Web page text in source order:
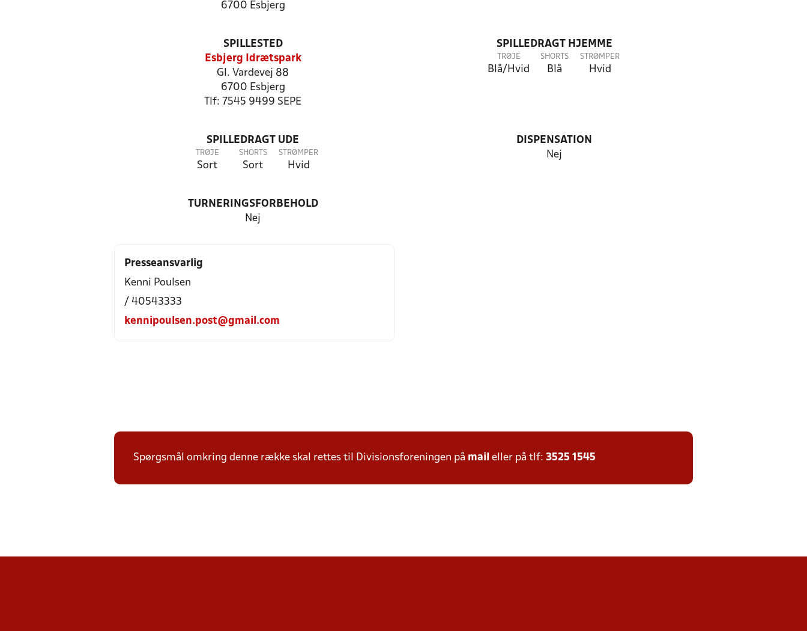
6700 Esbjerg
SPILLESTED
Esbjerg Idrætspark
Gl. Vardevej 88
6700 Esbjerg
Tlf: 7545 9499 SEPE
SPILLEDRAGT HJEMME
TRØJE
Blå/Hvid
SHORTS
Blå
STRØMPER
Hvid
SPILLEDRAGT UDE
TRØJE
Sort
SHORTS
Sort
STRØMPER
Hvid
DISPENSATION
Nej
TURNERINGSFORBEHOLD
Nej
Presseansvarlig
Kenni Poulsen
/ 40543333
kennipoulsen.post@gmail.com
Spørgsmål omkring denne række skal rettes til Divisionsforeningen på mail eller på tlf: 3525 1545